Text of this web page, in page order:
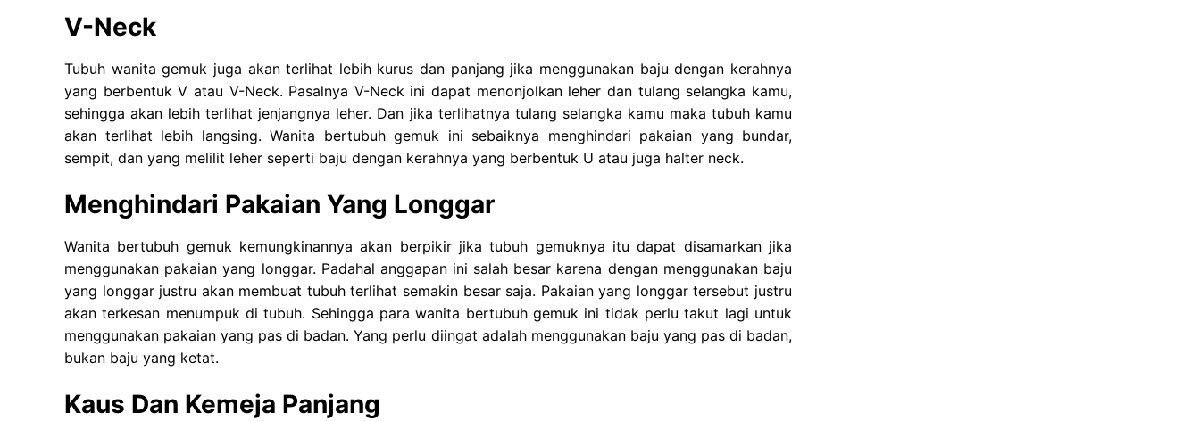
V-Neck
Tubuh wanita gemuk juga akan terlihat lebih kurus dan panjang jika menggunakan baju dengan kerahnya
yang berbentuk V atau V-Neck. Pasalnya V-Neck ini dapat menonjolkan leher dan tulang selangka kamu,
sehingga akan lebih terlihat jenjangnya leher. Dan jika terlihatnya tulang selangka kamu maka tubuh kamu
akan terlihat lebih langsing. Wanita bertubuh gemuk ini sebaiknya menghindari pakaian yang bundar,
sempit, dan yang melilit leher seperti baju dengan kerahnya yang berbentuk U atau juga halter neck.
Menghindari Pakaian Yang Longgar
Wanita bertubuh gemuk kemungkinannya akan berpikir jika tubuh gemuknya itu dapat disamarkan jika
menggunakan pakaian yang longgar. Padahal anggapan ini salah besar karena dengan menggunakan baju
yang longgar justru akan membuat tubuh terlihat semakin besar saja. Pakaian yang longgar tersebut justru
akan terkesan menumpuk di tubuh. Sehingga para wanita bertubuh gemuk ini tidak perlu takut lagi untuk
menggunakan pakaian yang pas di badan. Yang perlu diingat adalah menggunakan baju yang pas di badan,
bukan baju yang ketat.
Kaus Dan Kemeja Panjang